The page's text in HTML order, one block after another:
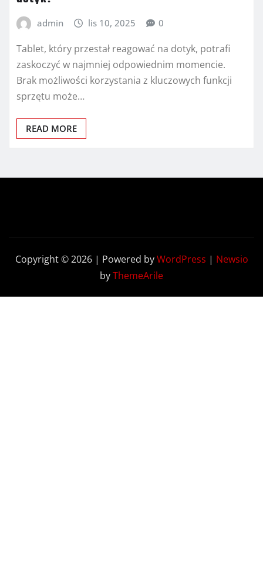
admin lis 10, 2025 0
Tablet, który przestał reagować na dotyk, potrafi
zaskoczyć w najmniej odpowiednim momencie.
Brak możliwości korzystania z kluczowych funkcji
sprzętu może…
READ MORE
Copyright © 2026 | Powered byWordPress | Newsio
byThemeArile